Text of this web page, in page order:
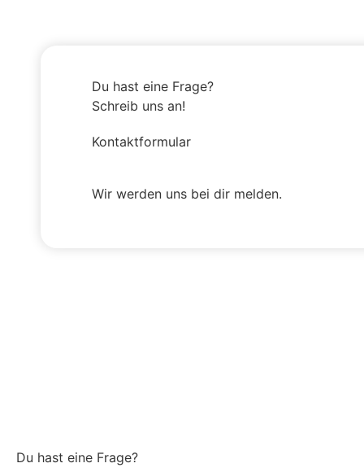
Du hast eine Frage?
Schreib uns an!
Kontaktformular
Wir werden uns bei dir melden.
Du hast eine Frage?